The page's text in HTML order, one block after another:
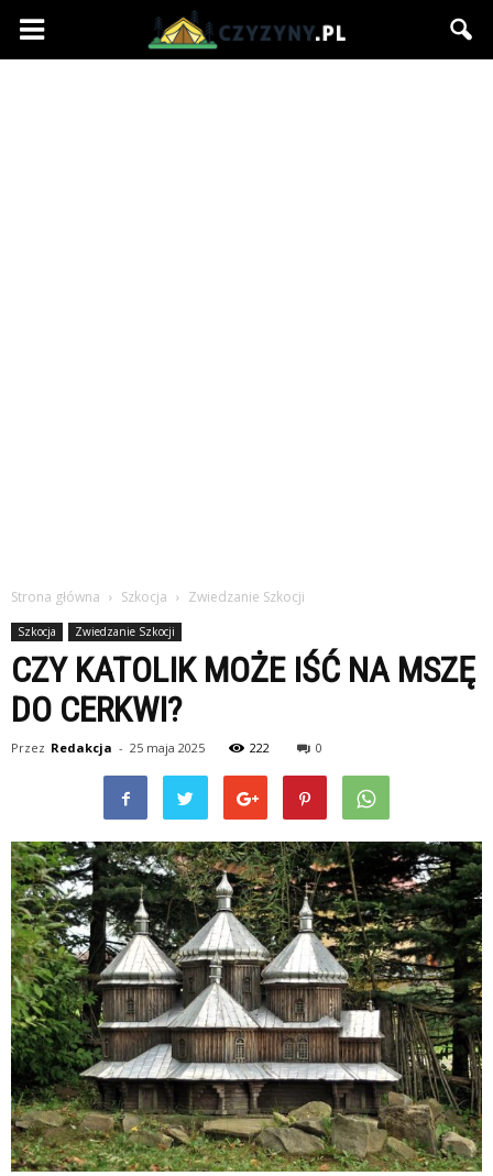
Czyzyny.pl
Strona główna Szkocja Zwiedzanie Szkocji
Szkocja Zwiedzanie Szkocji
CZY KATOLIK MOŻE IŚĆ NA MSZĘ
DO CERKWI?
Przez Redakcja - 25 maja 2025 222 0